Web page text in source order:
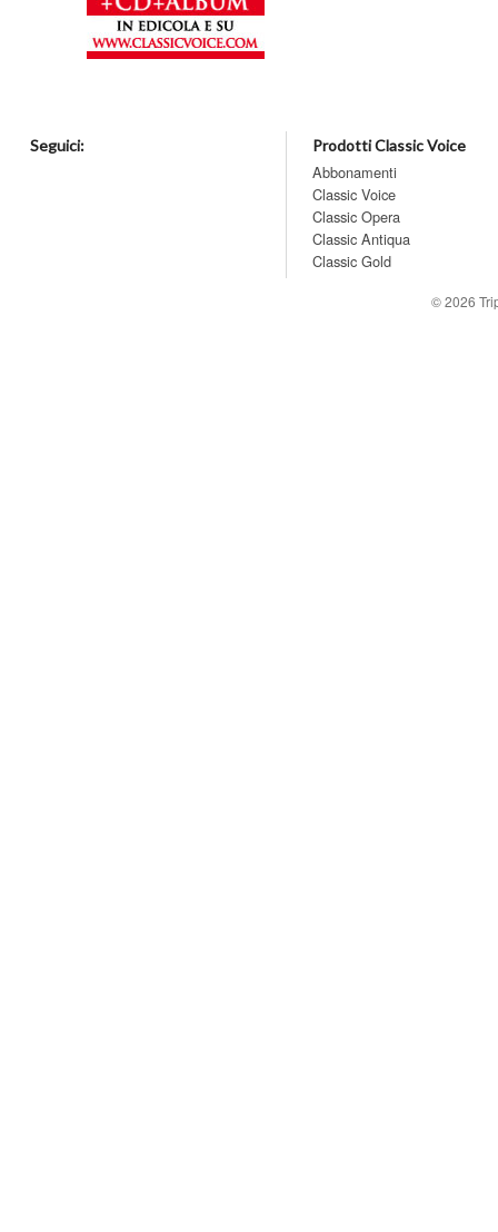
Seguici: Prodotti Classic Voice
Abbonamenti
Classic Voice
Classic Opera
Classic Antiqua
Classic Gold
© 2026